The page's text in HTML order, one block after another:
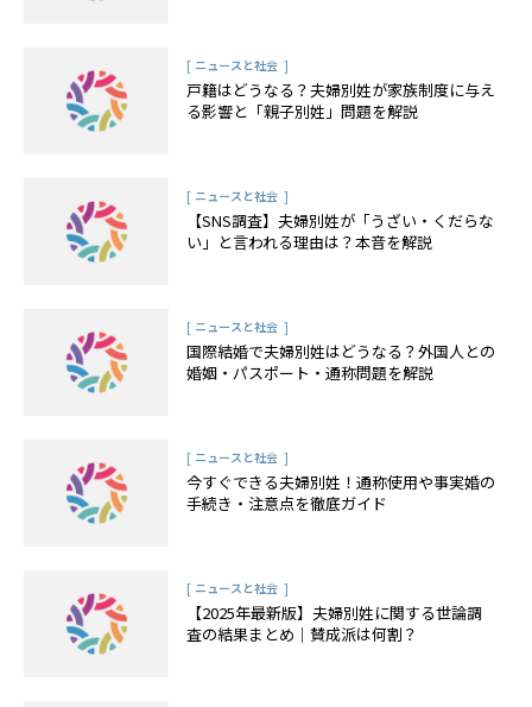
[ ニュースと社会 ]
戸籍はどうなる？夫婦別姓が家族制度に与え
る影響と「親子別姓」問題を解説
[ ニュースと社会 ]
【SNS調査】夫婦別姓が「うざい・くだらな
い」と言われる理由は？本音を解説
[ ニュースと社会 ]
国際結婚で夫婦別姓はどうなる？外国人との
婚姻・パスポート・通称問題を解説
[ ニュースと社会 ]
今すぐできる夫婦別姓！通称使用や事実婚の
手続き・注意点を徹底ガイド
[ ニュースと社会 ]
【2025年最新版】夫婦別姓に関する世論調
査の結果まとめ｜賛成派は何割？